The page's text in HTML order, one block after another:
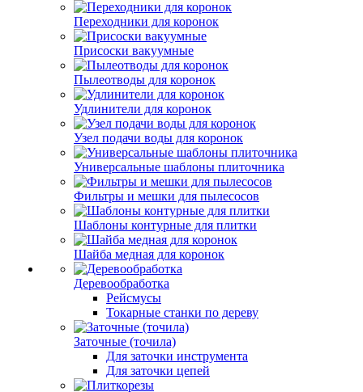
Переходники для коронок
Присоски вакуумные
Пылеотводы для коронок
Удлинители для коронок
Узел подачи воды для коронок
Универсальные шаблоны плиточника
Фильтры и мешки для пылесосов
Шаблоны контурные для плитки
Шайба медная для коронок
Деревообработка
Рейсмусы
Токарные станки по дереву
Заточные (точила)
Для заточки инструмента
Для заточки цепей